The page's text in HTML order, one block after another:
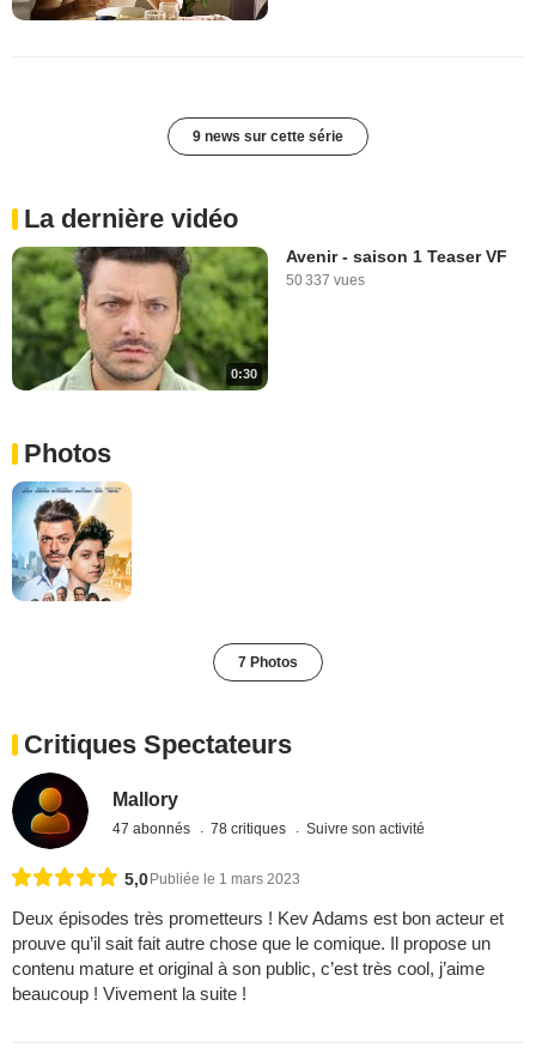
9 news sur cette série
La dernière vidéo
0:30
Avenir - saison 1 Teaser VF
50 337 vues
Photos
7 Photos
Critiques Spectateurs
Mallory
47 abonnés 78 critiques Suivre son activité
5,0 Publiée le 1 mars 2023
Deux épisodes très prometteurs ! Kev Adams est bon acteur et
prouve qu’il sait fait autre chose que le comique. Il propose un
contenu mature et original à son public, c’est très cool, j’aime
beaucoup ! Vivement la suite !